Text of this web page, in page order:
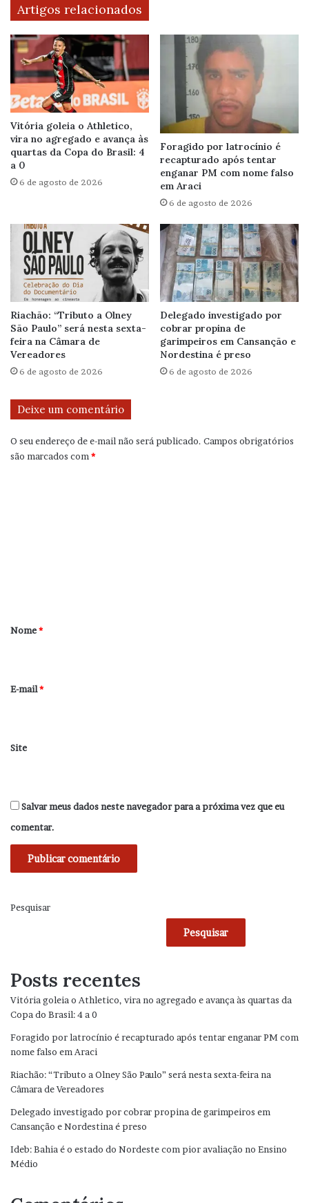
Artigos relacionados
Vitória goleia o Athletico,
vira no agregado e avança às
quartas da Copa do Brasil: 4
a 0
6 de agosto de 2026
Foragido por latrocínio é
recapturado após tentar
enganar PM com nome falso
em Araci
6 de agosto de 2026
Riachão: “Tributo a Olney
São Paulo” será nesta sexta-
feira na Câmara de
Vereadores
6 de agosto de 2026
Delegado investigado por
cobrar propina de
garimpeiros em Cansanção e
Nordestina é preso
6 de agosto de 2026
Deixe um comentário
O seu endereço de e-mail não será publicado. Campos obrigatórios
são marcados com*
r
*
Nome*
E-mail*
Site
Salvar meus dados neste navegador para a próxima vez que eu
comentar.
Pesquisar
Pesquisar
Posts recentes
Vitória goleia o Athletico, vira no agregado e avança às quartas da
Copa do Brasil: 4 a 0
Foragido por latrocínio é recapturado após tentar enganar PM com
nome falso em Araci
Riachão: “Tributo a Olney São Paulo” será nesta sexta-feira na
Câmara de Vereadores
Delegado investigado por cobrar propina de garimpeiros em
Cansanção e Nordestina é preso
Ideb: Bahia é o estado do Nordeste com pior avaliação no Ensino
Médio